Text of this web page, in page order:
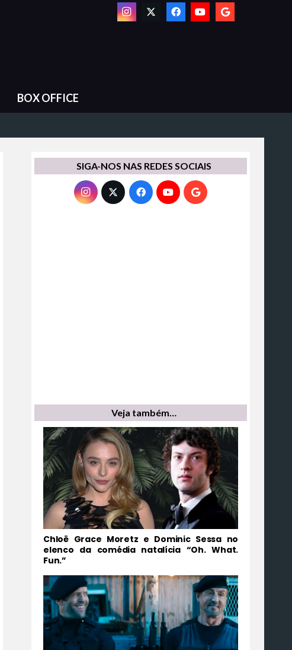
BOX OFFICE
SIGA-NOS NAS REDES SOCIAIS
Veja também…
Chloë Grace Moretz e Dominic Sessa no
elenco da comédia natalícia “Oh. What.
Fun.”